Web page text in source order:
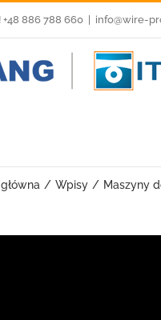
886 788 660 info@wire-
Wpisy Maszyny